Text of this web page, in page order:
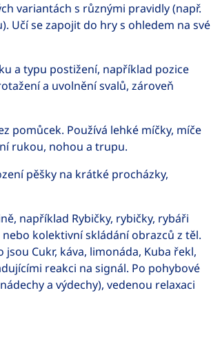
variantách s různými pravidly (např.
Učí se zapojit do hry s ohledem na své
a typu postižení, například pozice
a uvolnění svalů, zároveň
pomůcek. Používá lehké míčky, míče
rukou, nohou a trupu.
pěšky na krátké procházky,
například Rybičky, rybičky, rybáři
kolektivní skládání obrazců z těl.
Cukr, káva, limonáda, Kuba řekl,
reakci na signál. Po pohybové
a výdechy), vedenou relaxaci